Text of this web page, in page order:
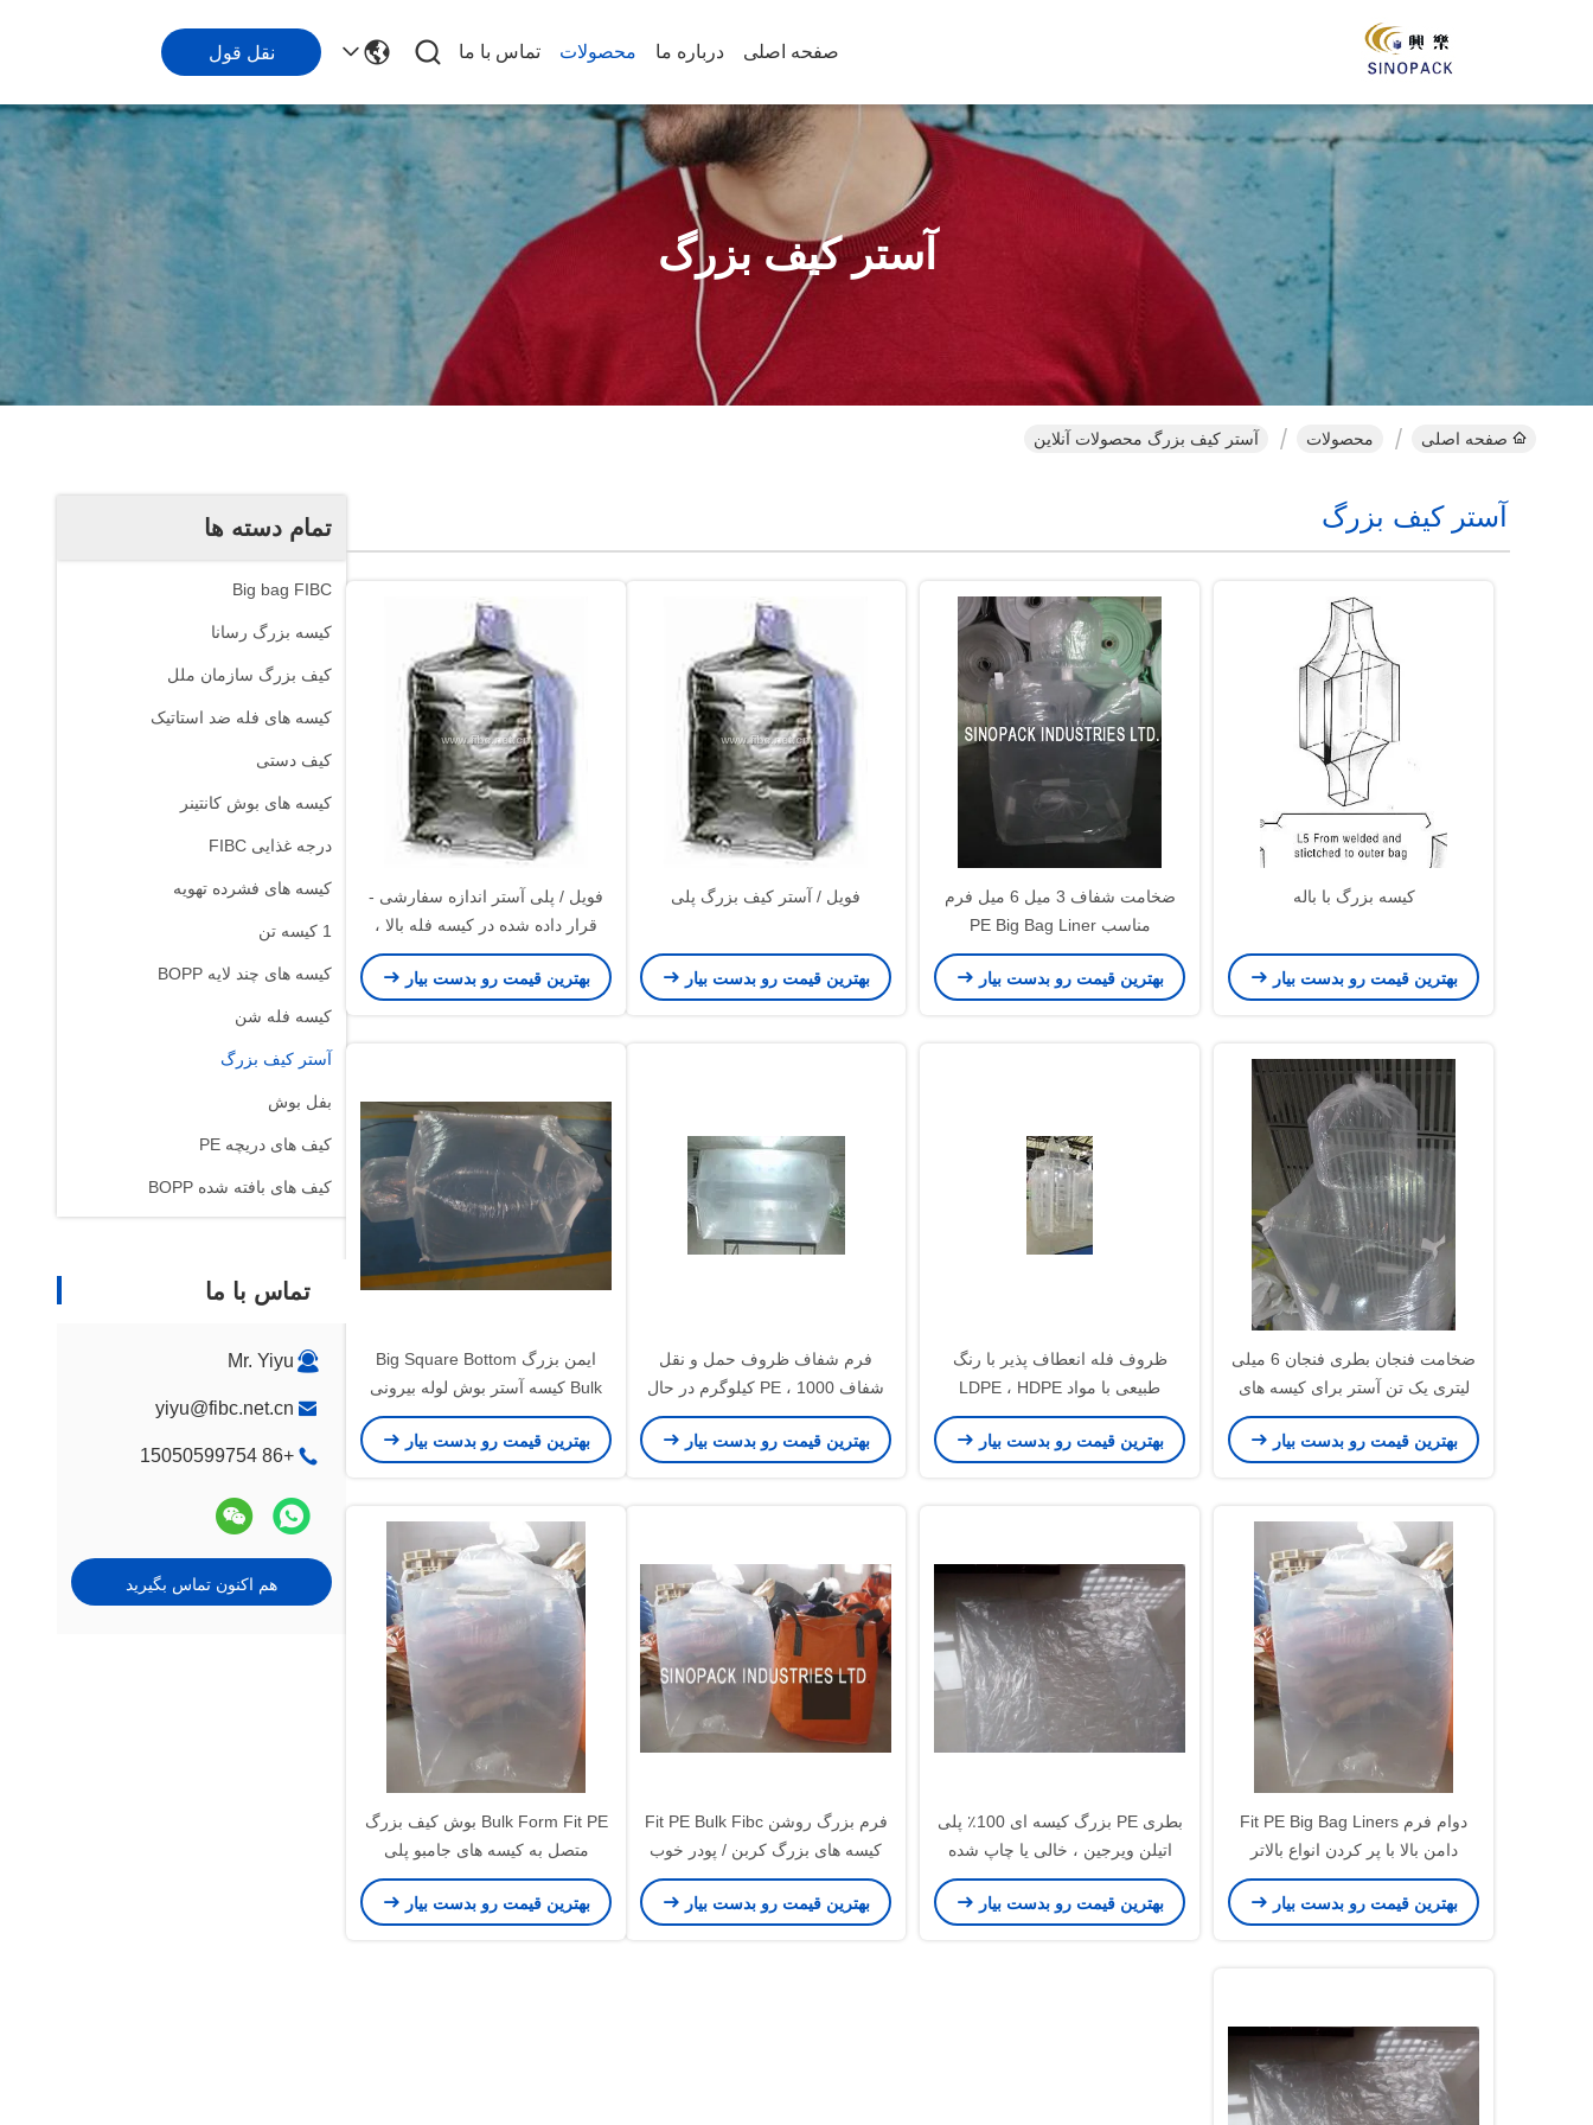
صفحه اصلی درباره ما محصولات تماس با ما نقل قول
آستر کیف بزرگ
صفحه اصلی محصولات آستر کیف بزرگ محصولات آنلاین
تمام دسته ها
Big bag FIBC
کیسه بزرگ رسانا
کیف بزرگ سازمان ملل
کیسه های فله ضد استاتیک
کیف دستی
کیسه های بوش کانتینر
درجه غذایی FIBC
کیسه های فشرده تهویه
1 کیسه تن
کیسه های چند لایه BOPP
کیسه فله شن
آستر کیف بزرگ
بفل بوش
کیف های دریچه PE
کیف های بافته شده BOPP
تماس با ما
Mr. Yiyu
yiyu@fibc.net.cn
+86 15050599754
هم اکنون تماس بگیرید
آستر کیف بزرگ
کیسه بزرگ با باله
بهترین قیمت رو بدست بیار
ضخامت شفاف 3 میل 6 میل فرم
مناسب PE Big Bag Liner
LLDPE/LDPE
بهترین قیمت رو بدست بیار
فویل / آستر کیف بزرگ پلی
بهترین قیمت رو بدست بیار
فویل / پلی آستر اندازه سفارشی -
قرار داده شده در کیسه فله بالا ،
شکل مناسب
بهترین قیمت رو بدست بیار
ضخامت فنجان بطری فنجان 6 میلی
لیتری یک تن آستر برای کیسه های
بزرگ / Fibc / فله
بهترین قیمت رو بدست بیار
ظروف فله انعطاف پذیر با رنگ
طبیعی با مواد LDPE ، HDPE
بهترین قیمت رو بدست بیار
فرم شفاف ظروف حمل و نقل
شفاف PE ، 1000 کیلوگرم در حال
بارگیری
بهترین قیمت رو بدست بیار
ایمن بزرگ Big Square Bottom
Bulk کیسه آستر بوش لوله بیرونی
PP FIBC
بهترین قیمت رو بدست بیار
دوام فرم Fit PE Big Bag Liners
دامن بالا با پر کردن انواع بالاتر
اسپوت
بهترین قیمت رو بدست بیار
بطری PE بزرگ کیسه ای 100٪ پلی
اتیلن ویرجین ، خالی یا چاپ شده
بهترین قیمت رو بدست بیار
فرم بزرگ روشن Fit PE Bulk Fibc
کیسه های بزرگ کربن / پودر خوب
بهترین قیمت رو بدست بیار
Bulk Form Fit PE بوش کیف بزرگ
متصل به کیسه های جامبو پلی
پروپیلن خارجی
بهترین قیمت رو بدست بیار